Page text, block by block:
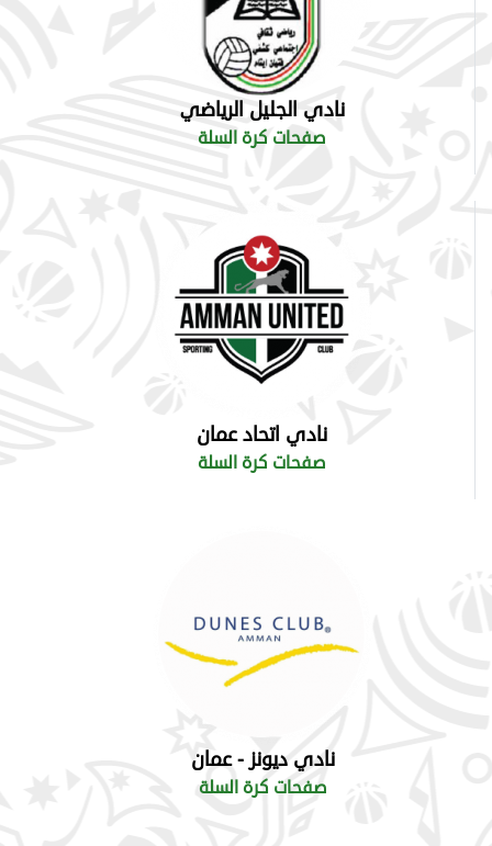
نادي الجليل الرياضي
صفحات كرة السلة
نادي اتحاد عمان
صفحات كرة السلة
نادي ديونز - عمان
صفحات كرة السلة